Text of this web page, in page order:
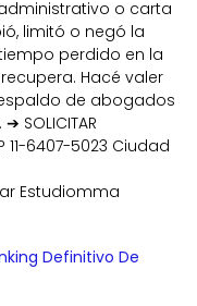
o carta
limitó o negó la
perdido en la
Hacé valer
de abogados
SOLICITAR
11-6407-5023 Ciudad
Estudiomma
Definitivo De